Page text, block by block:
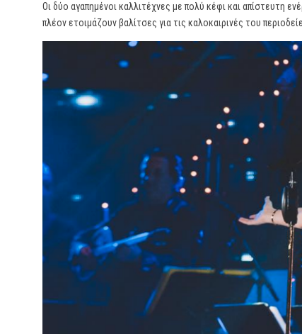
Οι δύο αγαπημένοι καλλιτέχνες με πολύ κέφι και απίστευτη
πλέον ετοιμάζουν βαλίτσες για τις καλοκαιρινές του